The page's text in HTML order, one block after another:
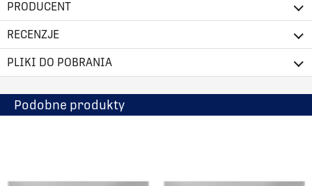
PRODUCENT
RECENZJE
PLIKI DO POBRANIA
Podobne produkty